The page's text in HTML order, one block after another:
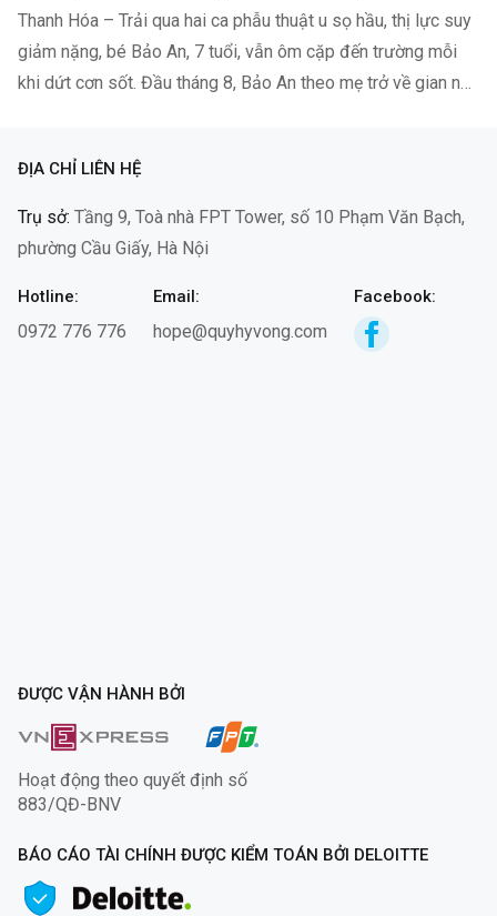
Thanh Hóa – Trải qua hai ca phẫu thuật u sọ hầu, thị lực suy
giảm nặng, bé Bảo An, 7 tuổi, vẫn ôm cặp đến trường mỗi
khi dứt cơn sốt. Đầu tháng 8, Bảo An theo mẹ trở về gian nhà
ĐỊA CHỈ LIÊN HỆ
Trụ sở: Tầng 9, Toà nhà FPT Tower, số 10 Phạm Văn Bạch,
phường Cầu Giấy, Hà Nội
Hotline:
0972 776 776
Email:
hope@quyhyvong.com
Facebook:
ĐƯỢC VẬN HÀNH BỞI
Hoạt động theo quyết định số
883/QĐ-BNV
BÁO CÁO TÀI CHÍNH ĐƯỢC KIỂM TOÁN BỞI DELOITTE